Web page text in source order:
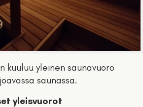
kuuluu yleinen saunavuoro
saunassa.
yleisvuorot